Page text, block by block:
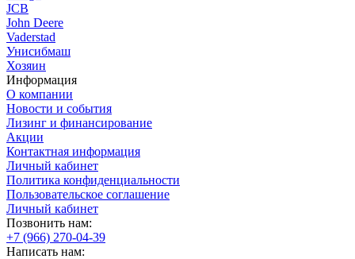
JCB
John Deere
Vaderstad
Унисибмаш
Хозяин
Информация
О компании
Новости и события
Лизинг и финансирование
Акции
Контактная информация
Личный кабинет
Политика конфиденциальности
Пользовательское соглашение
Личный кабинет
Позвонить нам:
+7 (966) 270-04-39
Написать нам: